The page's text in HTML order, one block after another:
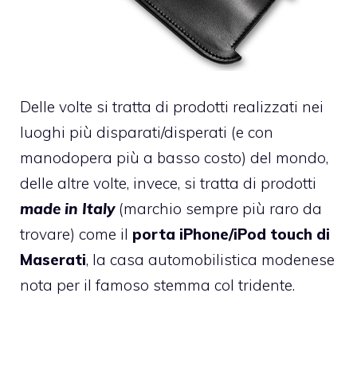
Delle volte si tratta di prodotti realizzati nei
luoghi più disparati/disperati (e con
manodopera più a basso costo) del mondo,
delle altre volte, invece, si tratta di prodotti
made in Italy(marchio sempre più raro da
trovare) come il porta iPhone/iPod touch di
Maserati, la casa automobilistica modenese
nota per il famoso stemma col tridente.